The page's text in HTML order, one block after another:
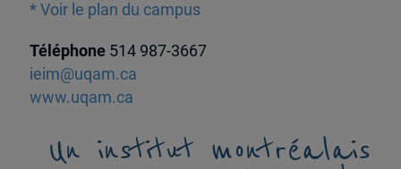
* Voir le plan du campus
Téléphone 514 987-3667
ieim@uqam.ca
www.uqam.ca
Un institut montréalais